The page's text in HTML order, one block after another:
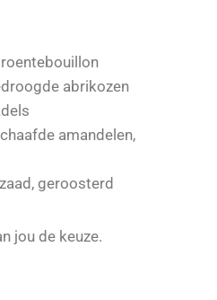
abrikozen
amandelen,
geroosterd
jou de keuze.